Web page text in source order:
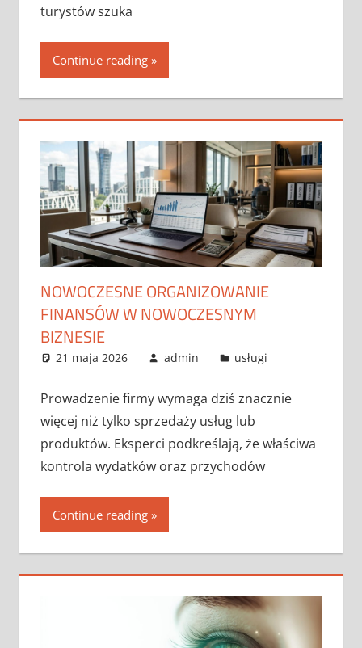
turystów szuka
Continue reading
NOWOCZESNE ORGANIZOWANIE
FINANSÓW W NOWOCZESNYM
BIZNESIE
21 maja 2026 admin usługi
Prowadzenie firmy wymaga dziś znacznie
więcej niż tylko sprzedaży usług lub
produktów. Eksperci podkreślają, że właściwa
kontrola wydatków oraz przychodów
Continue reading